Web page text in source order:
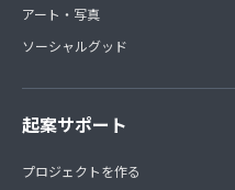
アート・写真
ソーシャルグッド
起案サポート
プロジェクトを作る